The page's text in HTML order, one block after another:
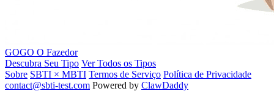
GOGO O Fazedor
Descubra Seu Tipo Ver Todos os Tipos
Sobre SBTI × MBTI Termos de Serviço Política de Privacidade
contact@sbti-test.com Powered by ClawDaddy